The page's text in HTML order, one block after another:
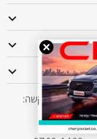
בכל שאלה או בקשה:
03-